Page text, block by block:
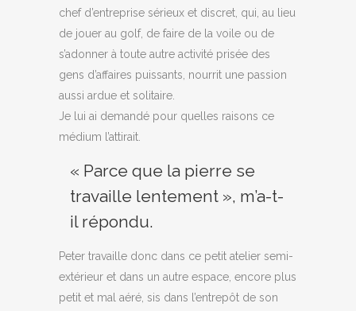
chef d’entreprise sérieux et discret, qui, au lieu
de jouer au golf, de faire de la voile ou de
s’adonner à toute autre activité prisée des
gens d’affaires puissants, nourrit une passion
aussi ardue et solitaire.
Je lui ai demandé pour quelles raisons ce
médium l’attirait.
« Parce que la pierre se
travaille lentement », m’a-t-
il répondu.
Peter travaille donc dans ce petit atelier semi-
extérieur et dans un autre espace, encore plus
petit et mal aéré, sis dans l’entrepôt de son